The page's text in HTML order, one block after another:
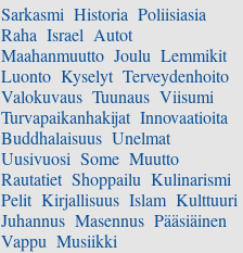
Sarkasmi Historia Poliisiasia
Raha Israel Autot
Maahanmuutto Joulu Lemmikit
Luonto Kyselyt Terveydenhoito
Valokuvaus Tuunaus Viisumi
Turvapaikanhakijat Innovaatioita
Buddhalaisuus Unelmat
Uusivuosi Some Muutto
Rautatiet Shoppailu Kulinarismi
Pelit Kirjallisuus Islam Kulttuuri
Juhannus Masennus Pääsiäinen
Vappu Musiikki